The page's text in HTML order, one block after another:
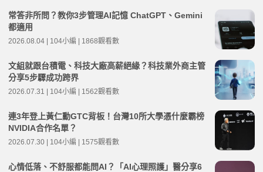
常答非所問？教你3步管理AI記憶 ChatGPT、Gemini
都適用
2026.08.04 | 104小編 | 1868觀看數
文組就跟台積電、科技大廠高薪絕緣？科技業外商主管
分享5步驟成功跨界
2026.07.31 | 104小編 | 1562觀看數
連3年登上黃仁勳GTC背板！台灣10所大學憑什麼霸榜
NVIDIA合作名單？
2026.07.30 | 104小編 | 1575觀看數
心情低落、不舒服都能問AI？「AI心理照護」醫分享6